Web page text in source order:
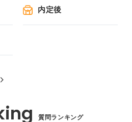
内定後
質問ランキング